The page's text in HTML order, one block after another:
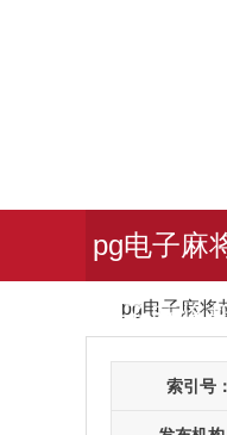
pg电子麻
子麻将
pg电子麻将
索引号：